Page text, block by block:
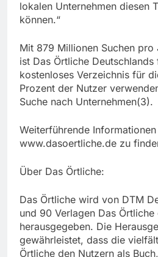
lokalen Unternehmen diesen
können.“
Mit 879 Millionen Suchen pro
ist Das Örtliche Deutschlands
kostenloses Verzeichnis für
Prozent der Nutzer
Suche nach Unternehmen(3).
Weiterführende
www.dasoertliche.de zu
Über Das Örtliche:
Das Örtliche wird von DTM
und 90 Verlagen Das
herausgegeben. Die
gewährleistet, dass die
Örtliche den Nutzern als